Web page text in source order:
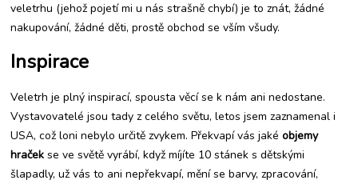
veletrhu (jehož pojetí mi u nás strašně chybí) je to znát, žádné
nakupování, žádné děti, prostě obchod se vším všudy.
Inspirace
Veletrh je plný inspirací, spousta věcí se k nám ani nedostane.
Vystavovatelé jsou tady z celého světu, letos jsem zaznamenal i
USA, což loni nebylo určitě zvykem. Překvapí vás jakéobjemy
hraček se ve světě vyrábí, když míjíte 10 stánek s dětskými
šlapadly, už vás to ani nepřekvapí, mění se barvy, zpracování,